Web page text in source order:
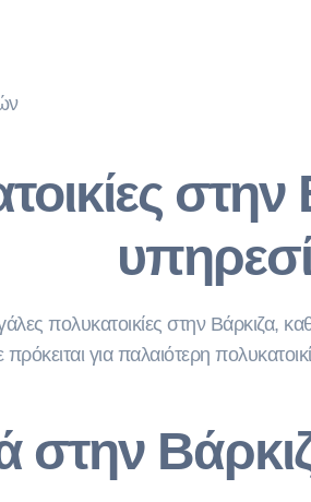
πολυκατοικίες στην Βάρκιζα,
για παλαιότερη
στην